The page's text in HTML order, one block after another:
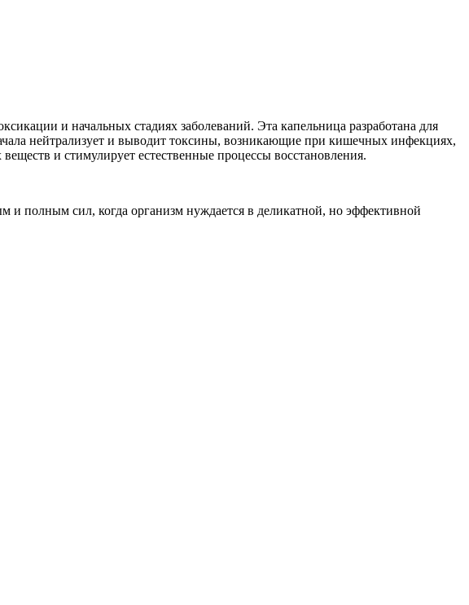
и начальных стадиях заболеваний. Эта капельница разработана для
нейтрализует и выводит токсины, возникающие при кишечных инфекциях,
и стимулирует естественные процессы восстановления.
и полным сил, когда организм нуждается в деликатной, но эффективной